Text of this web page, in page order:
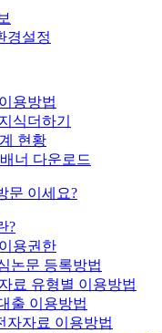
경설정
용방법
식더하기
현황
너 다운로드
문 이세요?
?
용권한
논문 등록방법
료 유형별 이용방법
출 이용방법
자자료 이용방법